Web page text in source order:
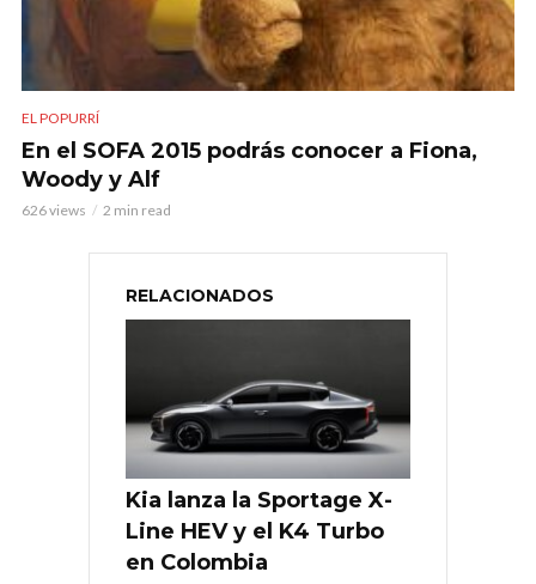
EL POPURRÍ
En el SOFA 2015 podrás conocer a Fiona,
Woody y Alf
626 views 2 min read
RELACIONADOS
Kia lanza la Sportage X-
Line HEV y el K4 Turbo
en Colombia